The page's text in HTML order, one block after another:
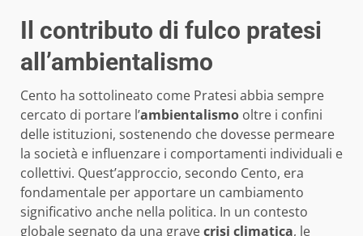
Il contributo di fulco pratesi
all’ambientalismo
Cento ha sottolineato come Pratesi abbia sempre
cercato di portare l’ambientalismo oltre i confini
delle istituzioni, sostenendo che dovesse permeare
la società e influenzare i comportamenti individuali e
collettivi. Quest’approccio, secondo Cento, era
fondamentale per apportare un cambiamento
significativo anche nella politica. In un contesto
globale segnato da una gravecrisi climatica, le